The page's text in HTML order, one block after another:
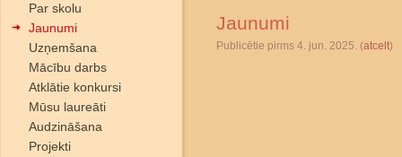
Par skolu
Jaunumi
Uzņemšana
Mācību darbs
Atklātie konkursi
Mūsu laureāti
Audzināšana
Projekti
Jaunumi
Publicētie pirms 4. jun. 2025. (atcelt)